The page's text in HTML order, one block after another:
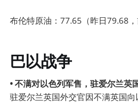
布伦特原油：77.65（昨日79.68，
巴以战争
• 不满对以色列军售，驻爱尔兰英
驻爱尔兰英国外交官因不满英国